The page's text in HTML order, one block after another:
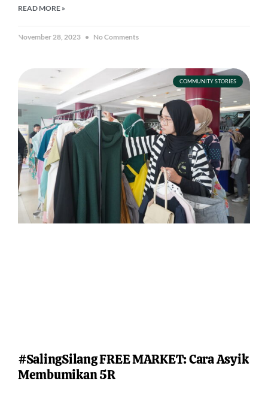
READ MORE »
November 28, 2023 No Comments
COMMUNITY STORIES
#SalingSilang FREE MARKET: Cara Asyik
Membumikan 5R